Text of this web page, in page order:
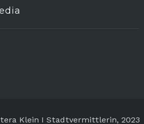
Klein I Stadtvermittlerin, 2023